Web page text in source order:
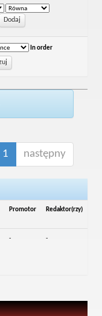
In order
1 następny
Promotor Redaktor(rzy)
- -